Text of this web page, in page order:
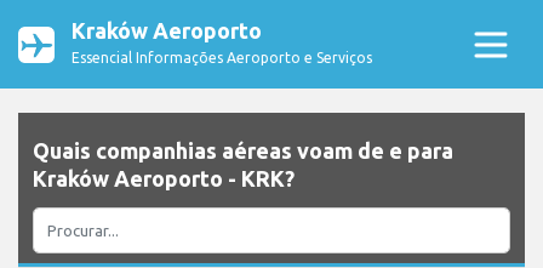
Kraków Aeroporto
Essencial Informações Aeroporto e Serviços
Quais companhias aéreas voam de e para
Kraków Aeroporto - KRK?